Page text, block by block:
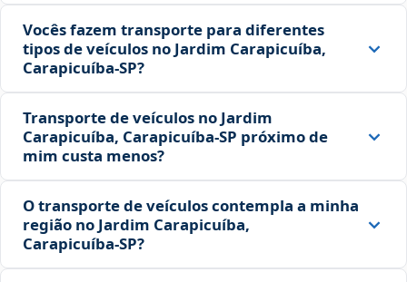
Vocês fazem transporte para diferentes
tipos de veículos no Jardim Carapicuíba,
Carapicuíba‑SP?
Transporte de veículos no Jardim
Carapicuíba, Carapicuíba‑SP próximo de
mim custa menos?
O transporte de veículos contempla a minha
região no Jardim Carapicuíba,
Carapicuíba‑SP?